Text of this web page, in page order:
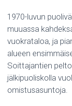
1970-luvun
muuassa
vuokrataloa, ja
alueen
Soittajantien
jälkipuoliskolla
omistusasuntoja.